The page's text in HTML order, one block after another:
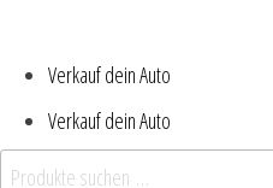
Verkauf dein Auto
Verkauf dein Auto